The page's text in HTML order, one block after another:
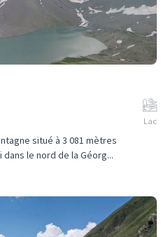
Lac
situé à 3 081 mètres
le nord de la Géorg...